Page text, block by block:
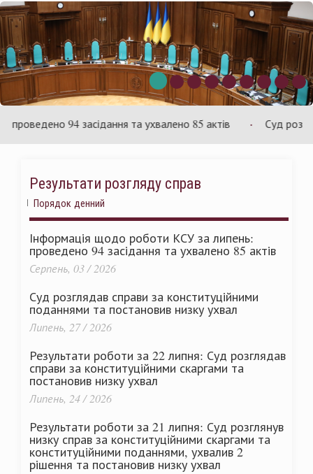
94 засідання та ухвалено 85 актів Суд
Результати розгляду справ
Порядок денний
Інформація щодо роботи КСУ за липень:
проведено 94 засідання та ухвалено 85 актів
Серпень, 03 / 2026
Суд розглядав справи за конституційними
поданнями та постановив низку ухвал
Липень, 27 / 2026
Результати роботи за 22 липня: Суд розглядав
справи за конституційними скаргами та
постановив низку ухвал
Липень, 24 / 2026
Результати роботи за 21 липня: Суд розглянув
низку справ за конституційними скаргами та
конституційними поданнями, ухвалив 2
рішення та постановив низку ухвал